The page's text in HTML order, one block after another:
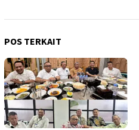
POS TERKAIT